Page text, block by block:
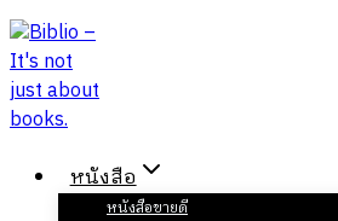
Skip
to
content
หนังสือ
หนังสือขายดี